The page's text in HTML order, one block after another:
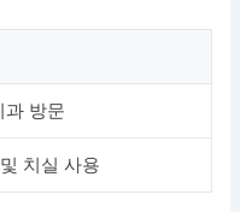
과 방문
치실 사용